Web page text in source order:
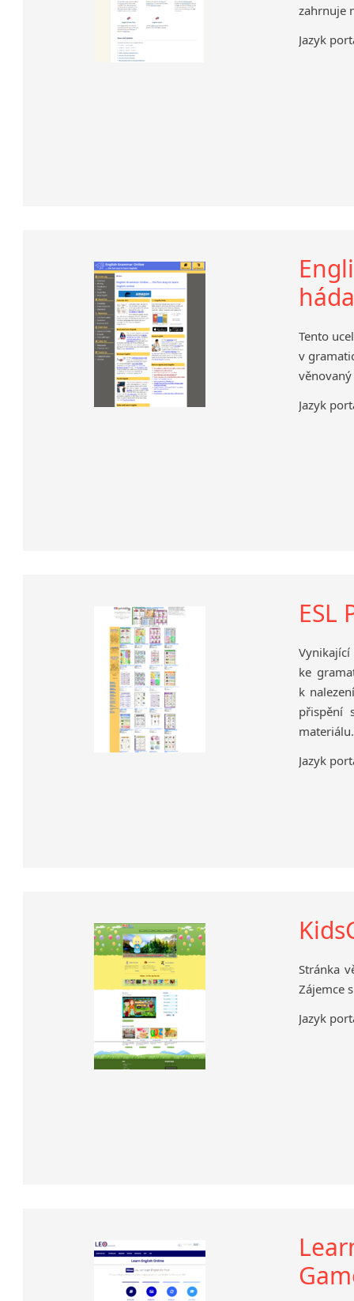
zahrnuje
Jazyk
Tento
v
Jazyk
ESL
ke
k
přispění
materiálu.
Jazyk
Stránka
Zájemce
Jazyk